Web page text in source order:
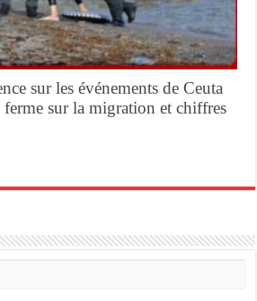
sur les événements de Ceuta
ferme sur la migration et chiffres